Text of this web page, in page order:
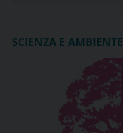
SCIENZA E AMBIENTE